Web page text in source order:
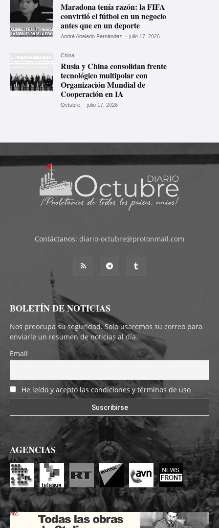
Maradona tenía razón: la FIFA
convirtió el fútbol en un negocio
antes que en un deporte
André Abeledo Fernández - julio 17, 2026
China
Rusia y China consolidan frente
tecnológico multipolar con
Organización Mundial de
Cooperación en IA
Octubre - julio 17, 2026
Contáctanos: diario-octubre@protonmail.com
BOLETÍN DE NOTICIAS
Nos preocupa su seguridad. Solo usaremos su correo para
enviarle un resumen de noticias al día.
Email
He leído y acepto las condiciones y términos de uso
AGENCIAS